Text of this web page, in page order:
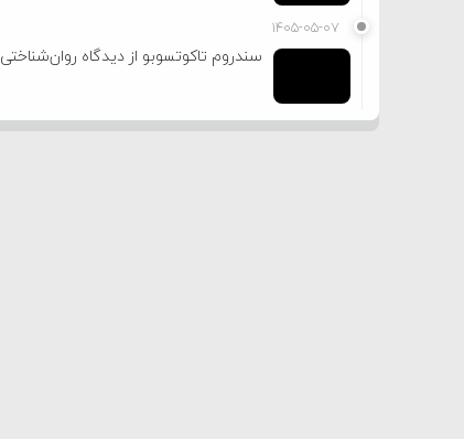
۱۴۰۵-۰۵-۰۷
سندروم تاکوتسوبو از دیدگاه روان‌شناختی